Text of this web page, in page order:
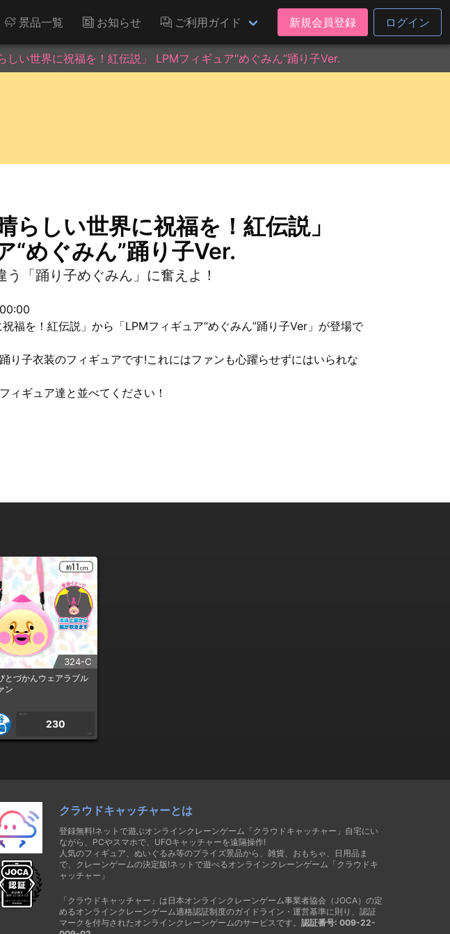
景品一覧 お知らせ ご利用ガイド 新規会員登録 ログイン
しい世界に祝福を！紅伝説」 LPMフィギュア“めぐみん”踊り子Ver.
らしい世界に祝福を！紅伝説」
“めぐみん”踊り子Ver.
「踊り子めぐみん」に奮えよ！
祝福を！紅伝説」から「LPMフィギュア“めぐみん”踊り子Ver」が登場で
り子衣装のフィギュアです!これにはファンも心躍らせずにはいられな
ィギュア達と並べてください！
324-C
とづかんウェアラブル
ン
1PLAY
230
CP
クラウドキャッチャーとは
登録無料!ネットで遊ぶオンラインクレーンゲーム「クラウドキャッチャー」自宅にい
ながら、PCやスマホで、UFOキャッチャーを遠隔操作!
人気のフィギュア、ぬいぐるみ等のプライズ景品から、雑貨、おもちゃ、日用品ま
で、クレーンゲームの決定版!ネットで遊べるオンラインクレーンゲーム「クラウドキ
ャッチャー」
「クラウドキャッチャー」は日本オンラインクレーンゲーム事業者協会（JOCA）の定
めるオンラインクレーンゲーム適格認証制度のガイドライン・運営基準に則り、認証
マークを付与されたオンラインクレーンゲームのサービスです。 認証番号: 009-22-